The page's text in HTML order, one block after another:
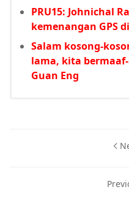
PRU15: Johnichal
kemenangan GPS
Salam kosong-
lama, kita
Guan Eng